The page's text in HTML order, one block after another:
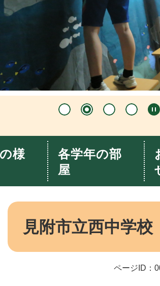
様
各学年の部
屋
本
見附市立西中学校
ページID：